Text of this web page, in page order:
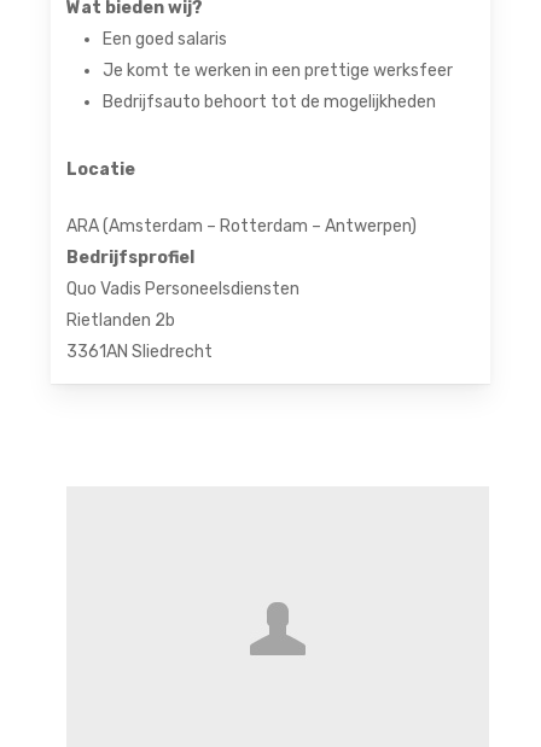
Wat bieden wij?
Een goed salaris
Je komt te werken in een prettige werksfeer
Bedrijfsauto behoort tot de mogelijkheden
Locatie
ARA (Amsterdam – Rotterdam – Antwerpen)
Bedrijfsprofiel
Quo Vadis Personeelsdiensten
Rietlanden 2b
3361AN Sliedrecht